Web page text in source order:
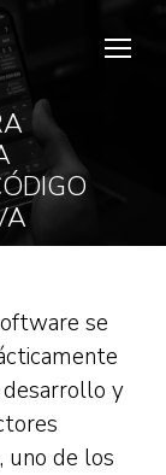
se
y
uno de los